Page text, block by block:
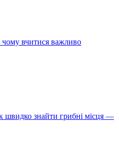
вчитися важливо
швидко знайти грибні місця —